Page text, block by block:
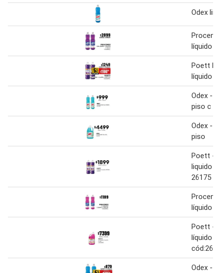
Odex
líquido
Poett
líquido
Odex -
piso c
Odex -
piso
Poett -
liquido x
26175
líquido
Poett -
líquido x
Odex -